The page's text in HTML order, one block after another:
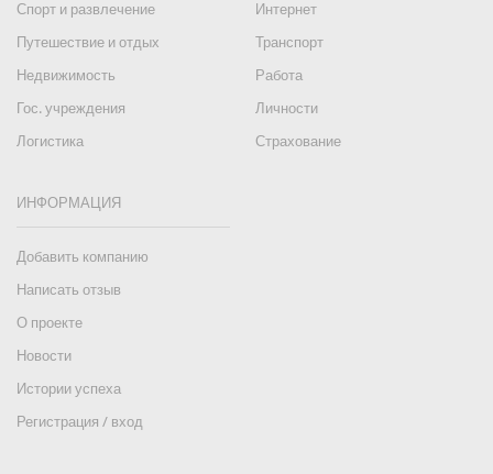
Спорт и развлечение
Интернет
Путешествие и отдых
Транспорт
Недвижимость
Работа
Гос. учреждения
Личности
Логистика
Страхование
ИНФОРМАЦИЯ
Добавить компанию
Написать отзыв
О проекте
Новости
Истории успеха
Регистрация / вход